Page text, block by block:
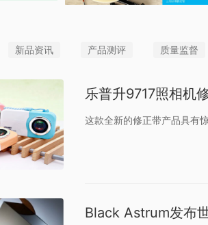
新品资讯 产品测评 质量监督
乐普升9717照相机
这款全新的修正带产品具有
Black Astrum发布